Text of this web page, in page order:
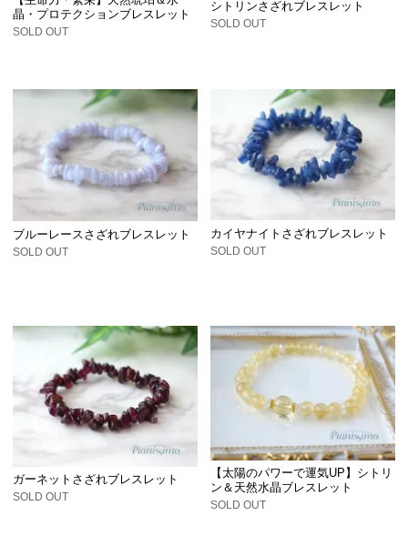
晶・プロテクションブレスレット
SOLD OUT
シトリンさざれブレスレット
SOLD OUT
ブルーレースさざれブレスレット
SOLD OUT
カイヤナイトさざれブレスレット
SOLD OUT
ガーネットさざれブレスレット
SOLD OUT
【太陽のパワーで運気UP】シトリ
ン＆天然水晶ブレスレット
SOLD OUT